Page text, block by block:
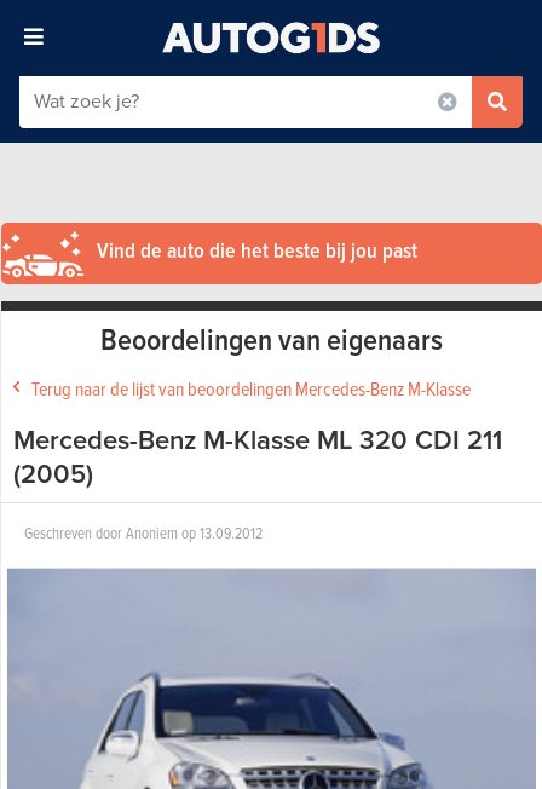
Vind de auto die het beste bij jou past
Beoordelingen van eigenaars
Terug naar de lijst van beoordelingen Mercedes-Benz M-Klasse
Mercedes-Benz M-Klasse ML 320 CDI 211
(2005)
Geschreven doorAnoniem op13.09.2012